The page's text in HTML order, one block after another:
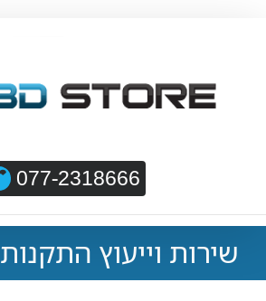
077-2318666
שירות וייעוץ התקנות